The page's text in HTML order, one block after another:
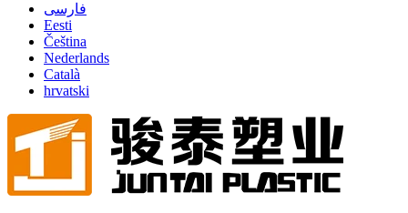
فارسی
Eesti
Čeština
Nederlands
Català
hrvatski